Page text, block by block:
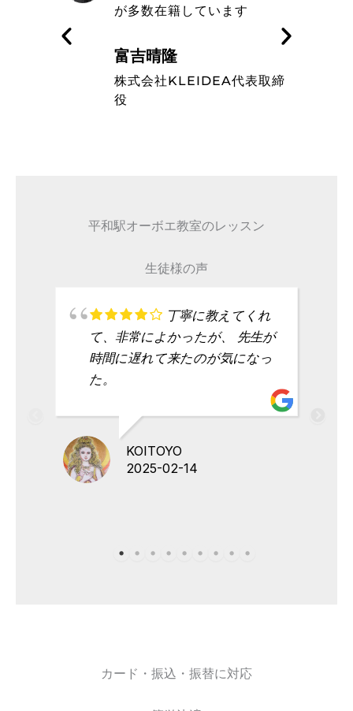
ミュージシャンのレベルの高
藤波辰爾
タレント
平和駅オーボエ教室のレッスン
生徒様の声
丁寧に教えてくれ
て、非常によかったが、 先生が
時間に遅れて来たのが気になっ
た。
KOITOYO
2025-02-14
カード・振込・振替に対応